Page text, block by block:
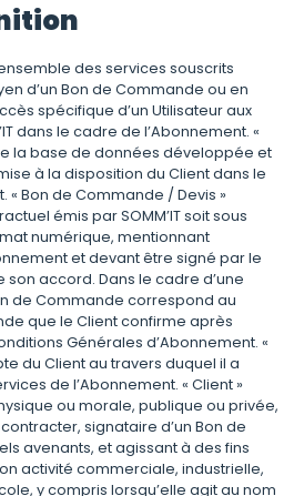
des services souscrits
d’un Bon de Commande ou en
spécifique d’un Utilisateur aux
dans le cadre de l’Abonnement. «
la base de données développée et
à la disposition du Client dans le
Bon de Commande / Devis »
émis par SOMM’IT soit sous
numérique, mentionnant
et devant être signé par le
accord. Dans le cadre d’une
de Commande correspond au
que le Client confirme après
Générales d’Abonnement. «
du Client au travers duquel il a
de l’Abonnement. « Client »
ou morale, publique ou privée,
signataire d’un Bon de
avenants, et agissant à des fins
activité commerciale, industrielle,
y compris lorsqu’elle agit au nom